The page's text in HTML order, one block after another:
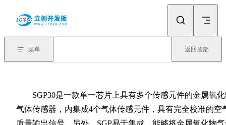
菜单 返回顶部
SGP30是一款单一芯片上具有多个传感元件的金属氧
气体传感器，内集成4个气体传感元件，具有完全校准的空
质量输出信号。另外，SGP易于集成，能够将金属氧化物